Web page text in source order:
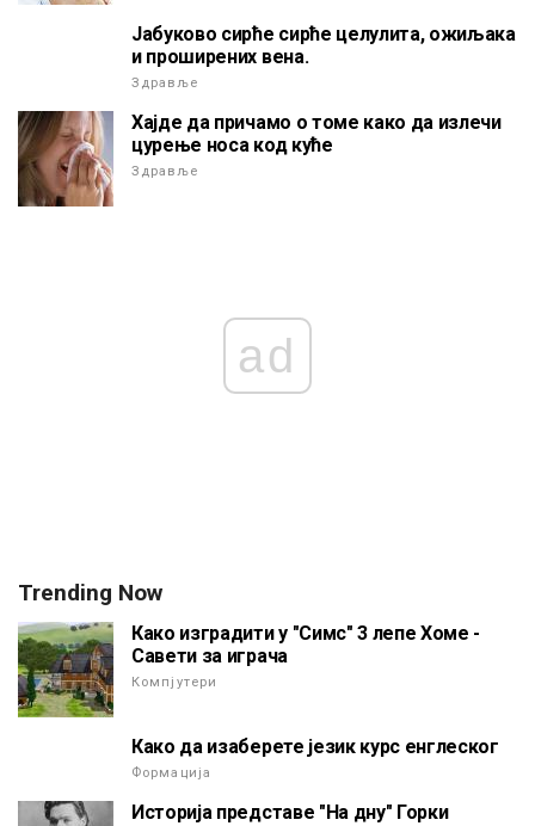
Јабуково сирће сирће целулита, ожиљака
и проширених вена.
Здравље
Хајде да причамо о томе како да излечи
цурење носа код куће
Здравље
ad
Trending Now
Како изградити у "Симс" 3 лепе Хоме -
Савети за играча
Компјутери
Како да изаберете језик курс енглеског
Формација
Историја представе "На дну" Горки